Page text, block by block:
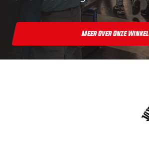
Meer Over Onze Winkel